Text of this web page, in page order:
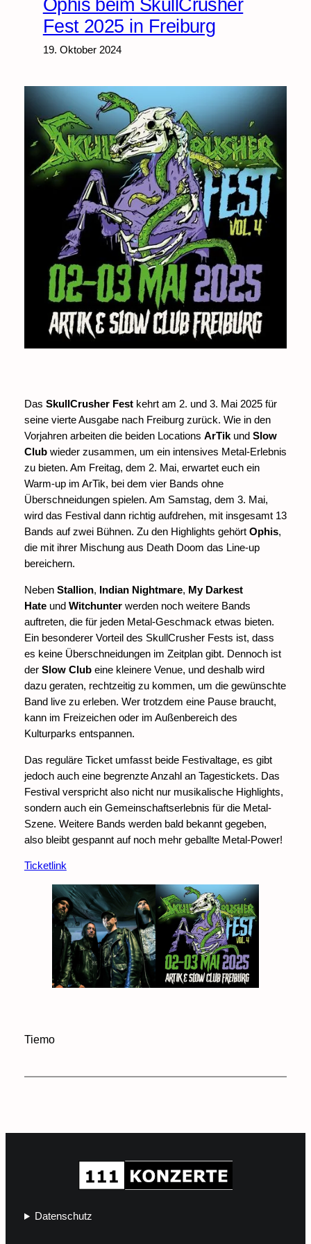
Fest 2025 in Freiburg
19. Oktober 2024
Das SkullCrusher Festkehrt am 2. und 3. Mai 2025 für
seine vierte Ausgabe nach Freiburg zurück. Wie in den
Vorjahren arbeiten die beiden Locations ArTikund Slow
Clubwieder zusammen, um ein intensives Metal-Erlebnis
zu bieten. Am Freitag, dem 2. Mai, erwartet euch ein
Warm-up im ArTik, bei dem vier Bands ohne
Überschneidungen spielen. Am Samstag, dem 3. Mai,
wird das Festival dann richtig aufdrehen, mit insgesamt 13
Bands auf zwei Bühnen. Zu den Highlights gehört Ophis,
die mit ihrer Mischung aus Death Doom das Line-up
bereichern.
Neben Stallion, Indian Nightmare, My Darkest
Hateund Witchunterwerden noch weitere Bands
auftreten, die für jeden Metal-Geschmack etwas bieten.
Ein besonderer Vorteil des SkullCrusher Fests ist, dass
es keine Überschneidungen im Zeitplan gibt. Dennoch ist
der Slow Clubeine kleinere Venue, und deshalb wird
dazu geraten, rechtzeitig zu kommen, um die gewünschte
Band live zu erleben. Wer trotzdem eine Pause braucht,
kann im Freizeichen oder im Außenbereich des
Kulturparks entspannen.
Das reguläre Ticket umfasst beide Festivaltage, es gibt
jedoch auch eine begrenzte Anzahl an Tagestickets. Das
Festival verspricht also nicht nur musikalische Highlights,
sondern auch ein Gemeinschaftserlebnis für die Metal-
Szene. Weitere Bands werden bald bekannt gegeben,
also bleibt gespannt auf noch mehr geballte Metal-Power!
Ticketlink
Tiemo
Datenschutz